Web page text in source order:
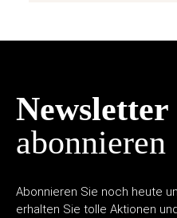
Newsletter
abonnieren
Abonnieren Sie noch heute
erhalten Sie tolle Aktionen